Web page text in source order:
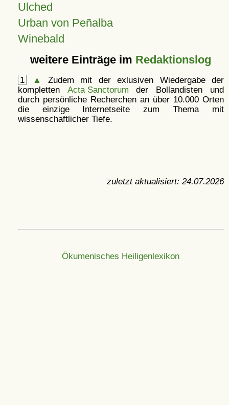
Ulched
Urban von Peñalba
Winebald
weitere Einträge im Redaktionslog
1 ▲
Zudem mit der exlusiven Wiedergabe der
kompletten Acta Sanctorum der Bollandisten und
durch persönliche Recherchen an über 10.000 Orten
die einzige Internetseite zum Thema mit
wissenschaftlicher Tiefe.
zuletzt aktualisiert: 24.07.2026
Ökumenisches Heiligenlexikon